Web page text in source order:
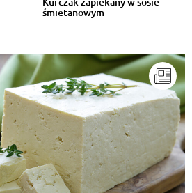
śmietanowym